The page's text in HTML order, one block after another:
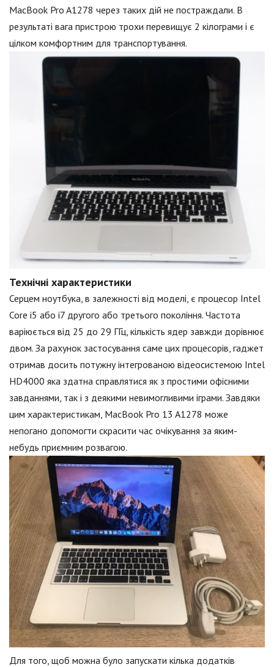
MacBook Pro A1278 через таких дій не постраждали. В
результаті вага пристрою трохи перевищує 2 кілограми і є
цілком комфортним для транспортування.
Технічні характеристики
Серцем ноутбука, в залежності від моделі, є процесор Intel
Core i5 або i7 другого або третього покоління. Частота
варіюється від 25 до 29 ГГц, кількість ядер завжди дорівнює
двом. За рахунок застосування саме цих процесорів, гаджет
отримав досить потужну інтегрованою відеосистемою Intel
HD4000 яка здатна справлятися як з простими офісними
завданнями, так і з деякими невимогливими іграми. Завдяки
цим характеристикам, MacBook Pro 13 A1278 може
непогано допомогти скрасити час очікування за яким-
небудь приємним розвагою.
Для того, щоб можна було запускати кілька додатків